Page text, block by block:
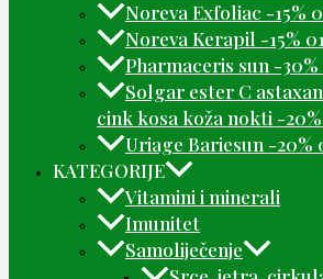
Noreva Exfoliac -15%
Noreva Kerapil -15%
Pharmaceris sun -30%
Solgar ester C
cink kosa koža nokti -
Uriage Bariesun -20%
KATEGORIJE
Vitamini i minerali
Imunitet
Samoliječenje